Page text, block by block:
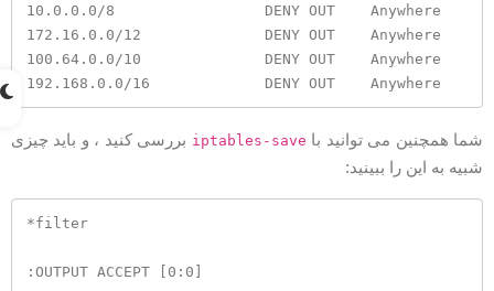
10.0.0.0/8                 DENY OUT    Anywhere
172.16.0.0/12              DENY OUT    Anywhere
100.64.0.0/10              DENY OUT    Anywhere
192.168.0.0/16             DENY OUT    Anywhere
همچنین می توانید باiptables-saveبررسی کنید ، و باید چیزی
به این را ببینید:
*filter
:OUTPUT ACCEPT [0:0]